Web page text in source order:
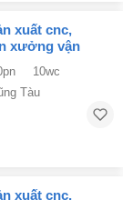
xưởng vận
10wc
Tàu